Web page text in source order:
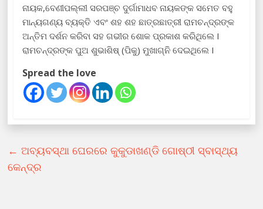
ନାୟକ,ବେଣୀପଲ୍ଲୀ ସରପଞ୍ଚ ଦୁର୍ଗାମାଧବ ନାୟକଙ୍କ ସମେତ ବହୁ
ମାନ୍ୟଗଣ୍ୟ ବ୍ୟକ୍ତି ଏବଂ ଶହ ଶହ ଛାତ୍ରଛାତ୍ରୀ ରାମଚନ୍ଦ୍ରଙ୍କ
ଅନ୍ତିମ ଦର୍ଶନ କରିବା ସହ ଗଭୀର ଶୋକ ପ୍ରକାଶ କରିଥିଲେ I
ରାମଚନ୍ଦ୍ରଙ୍କ ପୁଅ ଶୁଭାଶିଷ୍ (ପିକୁ) ମୁଖାଗ୍ନି ଦେଇଥିଲେ I
Spread the love
← ଅବ୍ୟବସ୍ଥା ଘେରରେ କୁକୁଡାଖଣ୍ଡି ଗୋଷ୍ଠୀ ସ୍ବାସ୍ଥ୍ୟ
କେନ୍ଦ୍ର